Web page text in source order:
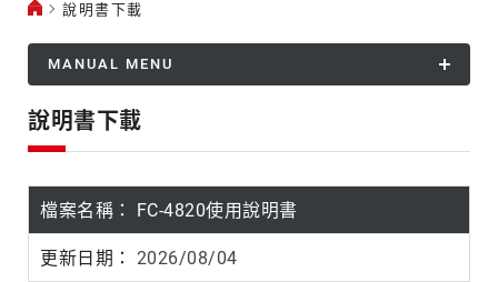
說明書下載
MANUAL MENU
產
品
列
說明書下載
FC-4820使用說明書
2026/08/04